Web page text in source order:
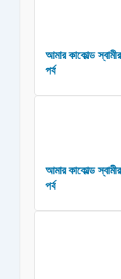
আমার কাকোল্ড
পর্ব
আমার কাকোল্ড
পর্ব